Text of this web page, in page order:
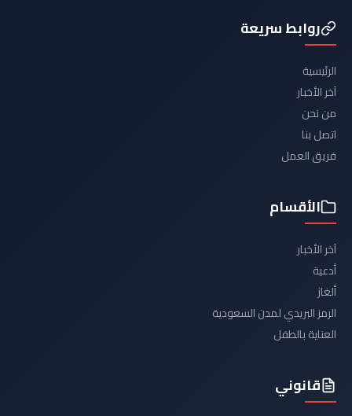
روابط سريعة
الرئيسية
آخر الأخبار
من نحن
اتصل بنا
فريق العمل
الأقسام
آخر الأخبار
أدعية
ألغاز
الرمز البريدي لمدن السعودية
العناية بالطفل
قانوني